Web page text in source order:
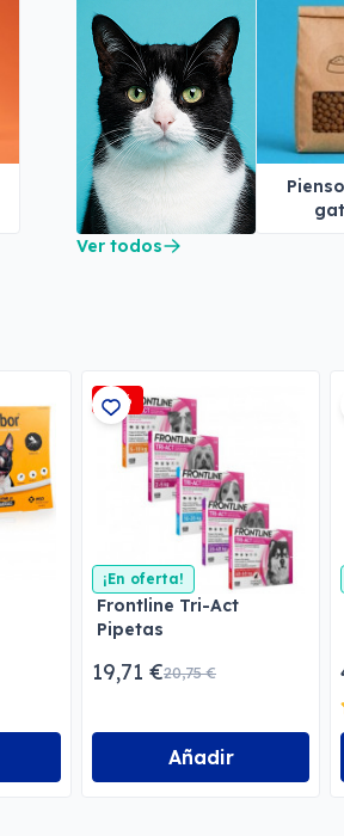
Ver todos
-5%
¡En oferta!
Frontline Tri-Act
Pipetas
amplio espectro para
19,71 €20,75 €
Añadir